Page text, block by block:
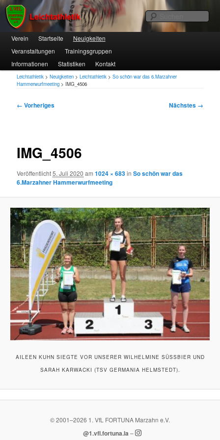
Leichtathletik
1. VfL FORTUNA Marzahn e.V.
Hauptmenü
Zum
primären
Inhalt
springen
Verein Startseite
Neuigkeiten
Veranstaltungen
Trainingsgruppen
Informationen
Statistiken Kontakt
Leichtathletik >Neuigkeiten >Leichtathletik >So schön war das 6.Marzahner
Hammerwurfmeeting > IMG_4506
Bilder-
← Vorheriges Nächstes →
IMG_4506
Veröffentlicht5. Juli 2020 am1024 × 683inSo schön war das
6.Marzahner Hammerwurfmeeting
AILEEN KUHN SIEGTE VOR UNSERER WILHELMINE SÜSSBIER UND S
ARAH KARWACKI (TSV GERMANIA HELMSTEDT).
© 2001–2026 1. VfL FORTUNA Marzahn e.V.
@1.vfl.fortuna.la –